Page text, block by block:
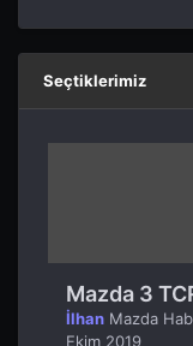
Seçtiklerimiz
Mazda 3
İlhan Mazda
Ekim 2019